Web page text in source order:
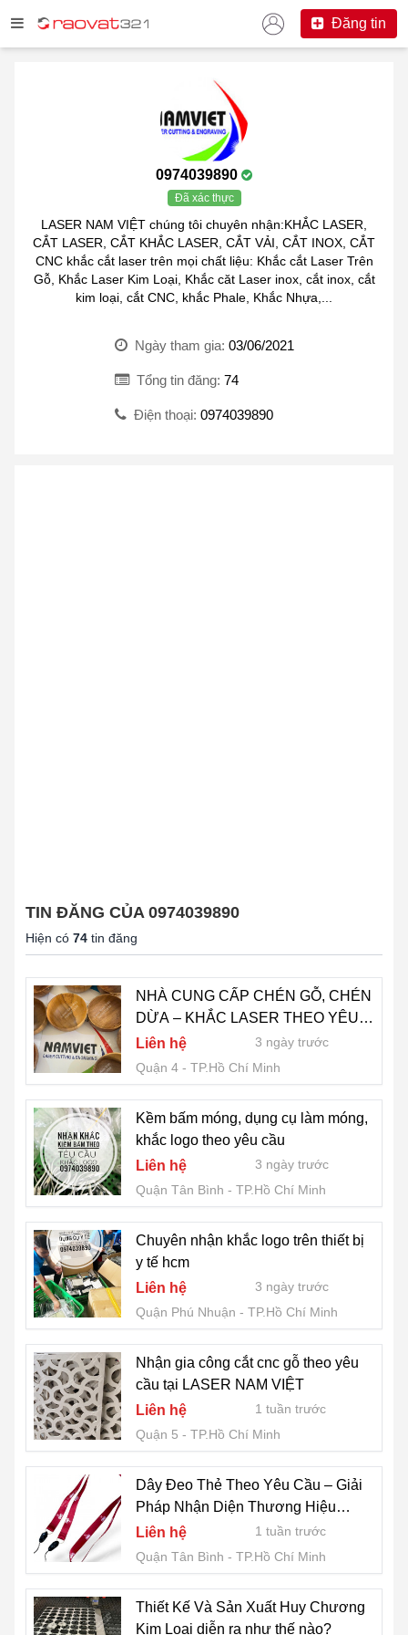
Đăng tin
0974039890
Đã xác thực
LASER NAM VIỆT chúng tôi chuyên nhận:KHẮC LASER,
CẮT LASER, CẮT KHẮC LASER, CẮT VẢI, CẮT INOX, CẮT
CNC khắc cắt laser trên mọi chất liệu: Khắc cắt Laser Trên
Gỗ, Khắc Laser Kim Loại, Khắc căt Laser inox, cắt inox, cắt
kim loại, cắt CNC, khắc Phale, Khắc Nhựa,...
Ngày tham gia: 03/06/2021
Tổng tin đăng: 74
Điện thoại: 0974039890
TIN ĐĂNG CỦA 0974039890
Hiện có 74 tin đăng
NHÀ CUNG CẤP CHÉN GỖ, CHÉN
DỪA – KHẮC LASER THEO YÊU
CẦU
Liên hệ
3 ngày trước
Quận 4
TP.Hồ Chí Minh
Kềm bấm móng, dụng cụ làm móng,
khắc logo theo yêu cầu
Liên hệ
3 ngày trước
Quận Tân Bình
TP.Hồ Chí Minh
Chuyên nhận khắc logo trên thiết bị
y tế hcm
Liên hệ
3 ngày trước
Quận Phú Nhuận
TP.Hồ Chí Minh
Nhận gia công cắt cnc gỗ theo yêu
cầu tại LASER NAM VIỆT
Liên hệ
1 tuần trước
Quận 5
TP.Hồ Chí Minh
Dây Đeo Thẻ Theo Yêu Cầu – Giải
Pháp Nhận Diện Thương Hiệu
Chuyên Nghiệp
Liên hệ
1 tuần trước
Quận Tân Bình
TP.Hồ Chí Minh
Thiết Kế Và Sản Xuất Huy Chương
Kim Loại diễn ra như thế nào?